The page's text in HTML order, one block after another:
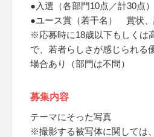
●入選（各部門10点／計30点
●ユース賞（若干名） 賞状、
※応募時に18歳以下もしくは
で、若者らしさが感じられる
場合あり（部門は不問）
募集内容
テーマにそった写真
※撮影する被写体に関しては